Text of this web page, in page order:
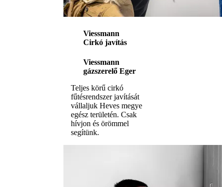
Viessmann
Cirkó javítás
Viessmann
gázszerelő Eger
Teljes körű cirkó
fűtésrendszer javítását
vállaljuk Heves megye
egész területén. Csak
hívjon és örömmel
segítünk.